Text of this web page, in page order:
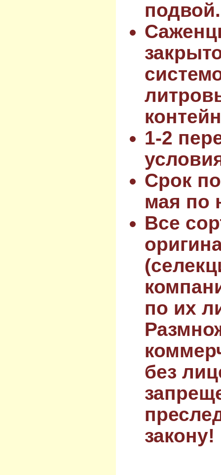
подвой.
1-2
Срок
мая по
Все
по их
без
закону!